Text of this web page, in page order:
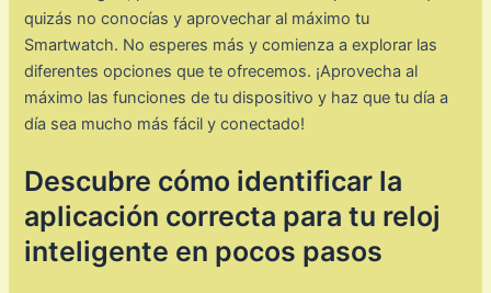
quizás no conocías y aprovechar al máximo tu
Smartwatch. No esperes más y comienza a explorar las
diferentes opciones que te ofrecemos. ¡Aprovecha al
máximo las funciones de tu dispositivo y haz que tu día a
día sea mucho más fácil y conectado!
Descubre cómo identificar la
aplicación correcta para tu reloj
inteligente en pocos pasos